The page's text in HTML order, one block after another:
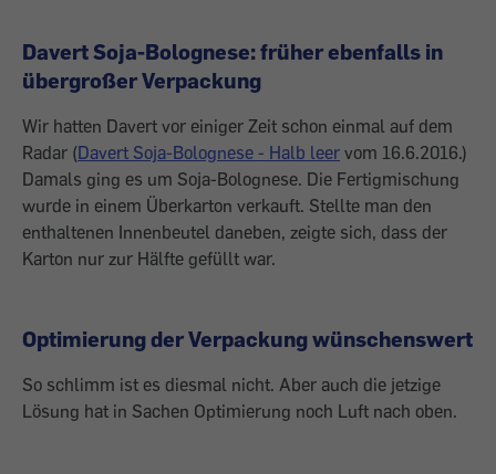
Davert Soja-Bolognese: früher ebenfalls in
übergroßer Verpackung
Wir hatten Davert vor einiger Zeit schon einmal auf dem
Radar (Davert Soja-Bolognese - Halb leer vom 16.6.2016.)
Damals ging es um Soja-Bolognese. Die Fertigmischung
wurde in einem Überkarton verkauft. Stellte man den
enthaltenen Innenbeutel daneben, zeigte sich, dass der
Karton nur zur Hälfte gefüllt war.
Optimierung der Verpackung wünschenswert
So schlimm ist es diesmal nicht. Aber auch die jetzige
Lösung hat in Sachen Optimierung noch Luft nach oben.